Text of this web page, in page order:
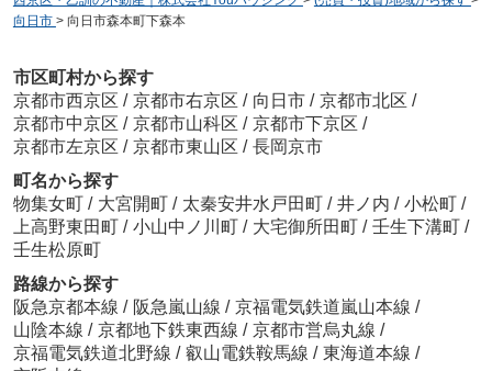
向日市 > 向日市森本町下森本
市区町村から探す
京都市西京区 / 京都市右京区 / 向日市 / 京都市北区 /
京都市中京区 / 京都市山科区 / 京都市下京区 /
京都市左京区 / 京都市東山区 / 長岡京市
町名から探す
物集女町 / 大宮開町 / 太秦安井水戸田町 / 井ノ内 / 小松町 /
上高野東田町 / 小山中ノ川町 / 大宅御所田町 / 壬生下溝町 /
壬生松原町
路線から探す
阪急京都本線 / 阪急嵐山線 / 京福電気鉄道嵐山本線 /
山陰本線 / 京都地下鉄東西線 / 京都市営烏丸線 /
京福電気鉄道北野線 / 叡山電鉄鞍馬線 / 東海道本線 /